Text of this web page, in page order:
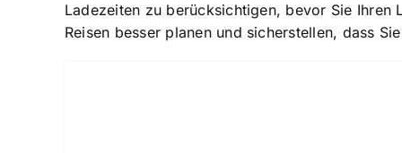
Ladezeiten zu berücksichtigen, bevor Sie Ihren
Reisen besser planen und sicherstellen, dass